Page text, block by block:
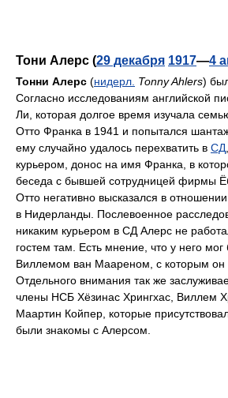
Тони Алерс (29 декабря 1917—4
Тонни Алерс (нидерл. Tonny Ahlers)
Согласно исследованиям английской
Ли, которая долгое время изучала
Отто Франка в 1941 и попытался
ему случайно удалось перехватить в СД
курьером, донос на имя Франка, в
беседа с бывшей сотрудницей фирмы
Отто негативно высказался в
в Нидерланды. Послевоенное
никаким курьером в СД Алерс не
гостем там. Есть мнение, что у него мог
Виллемом ван Маареном, с которым он
Отдельного внимания так же
члены НСБ Хёзинас Хрингхас, Виллем
Маартин Койпер, которые
были знакомы с Алерсом.